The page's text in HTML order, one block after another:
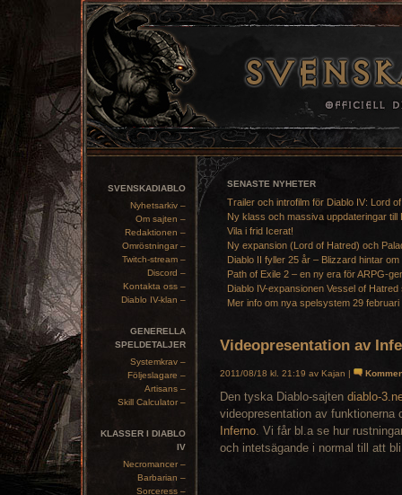
SVENSKADIABLO
Nyhetsarkiv –
Om sajten –
Redaktionen –
Omröstningar –
Twitch-stream –
Discord –
Kontakta oss –
Diablo IV-klan –
GENERELLA
SPELDETALJER
Systemkrav –
Följeslagare –
Artisans –
Skill Calculator –
KLASSER I DIABLO
IV
Necromancer –
Barbarian –
Sorceress –
SENASTE NYHETER
Trailer och introfilm för Diablo IV: Lord
Ny klass och massiva uppdateringar till
Vila i frid Icerat!
Ny expansion (Lord of Hatred) och
Diablo II fyller 25 år – Blizzard hintar om
Path of Exile 2 – en ny era för ARPG-
Diablo IV-expansionen Vessel of
Mer info om nya spelsystem 29 februari
Videopresentation av
2011/08/18 kl. 21:19 av Kajan |
Den tyska Diablo-sajten diablo-
videopresentation av funktionerna
Inferno. Vi får bl.a se hur
och intetsägande i normal till att